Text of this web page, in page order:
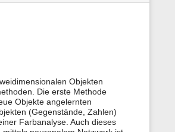
m
Objekten
Die erste Methode
Objekte angelernten
(Gegenstände, Zahlen)
Farbanalyse. Auch dieses